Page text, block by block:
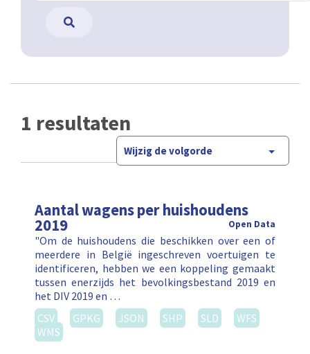
1 resultaten
Wijzig de volgorde
Aantal wagens per huishoudens
2019 Open Data
"Om de huishoudens die beschikken over een of
meerdere in België ingeschreven voertuigen te
identificeren, hebben we een koppeling gemaakt
tussen enerzijds het bevolkingsbestand 2019 en
het DIV 2019 en …
CSV
GPKG JSON SHP SLD
WFS
WMS